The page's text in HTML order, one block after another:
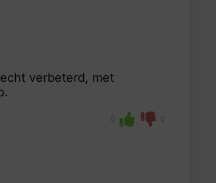
verbeterd, met
0 0